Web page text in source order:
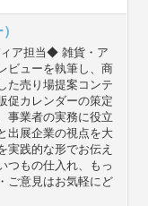
ア担当◆ 雑貨・ア
ビューを執筆し、商
た売り場提案コンテ
促カレンダーの策定
事業者の実務に役立
出展企業の視点を大
実践的な形でお伝え
つもの仕入れ、もっ
ご意見はお気軽にど